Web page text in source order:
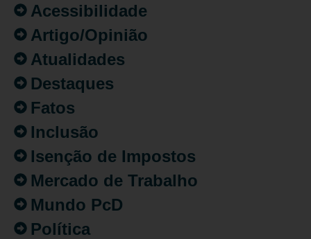
Acessibilidade
Artigo/Opinião
Atualidades
Destaques
Fatos
Inclusão
Isenção de Impostos
Mercado de Trabalho
Mundo PcD
Política